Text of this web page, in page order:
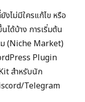
งไม่มีใครแก้ไข หรือ
ได้บ้าง การเริ่มต้น
ม (Niche Market)
Plugin
สำหรับนัก
Telegram